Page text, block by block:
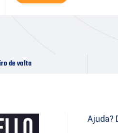
de volta
Ajuda?